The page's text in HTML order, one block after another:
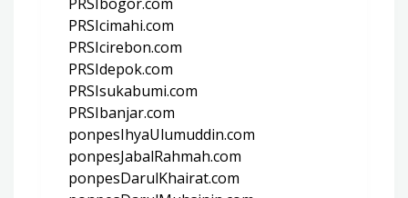
PRSIcimahi.com
PRSIcirebon.com
PRSIdepok.com
PRSIsukabumi.com
PRSIbanjar.com
ponpesIhyaUlumuddin.com
ponpesJabalRahmah.com
ponpesDarulKhairat.com